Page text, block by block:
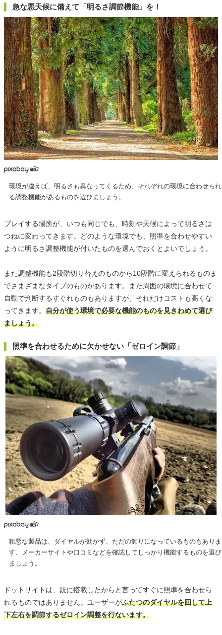
急な悪天候に備えて「明るさ調節機能」を！
環境が違えば、明るさも異なってくるため、それぞれの環境に合わせられ
る調整機能があるものを選びましょう。
プレイする場所が、いつも同じでも、時刻や天候によって明るさは
つねに変わってきます。どのような環境でも、照準を合わせやすい
ように明るさ調整機能が付いたものを選んでおくとよいでしょう。
また調整機能も2段階切り替えのものから10段階に変えられるものま
でさまざまなタイプのものがあります。また周囲の環境に合わせて
自動で判断するすぐれものもありますが、それだけコストも高くな
ってきます。 自分が使う環境で必要な機能のものを見きわめて選び
ましょう。
照準を合わせるために欠かせない「ゼロイン調節」
粗悪な製品は、ダイヤルが効かず、ただの飾りになっているものもありま
す、メーカーサイトや口コミなどを確認してしっかり機能するものを選び
ましょう。
ドットサイトは、銃に搭載したからと言ってすぐに照準を合わせら
れるものではありません。ユーザーがふたつのダイヤルを回して上
下左右を調節するゼロイン調整を行ないます。